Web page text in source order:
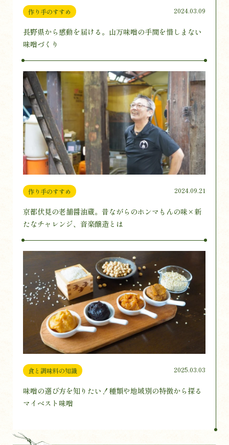
作り手のすすめ 2024.03.09
長野県から感動を届ける。山万味噌の手間を惜しまない
味噌づくり
作り手のすすめ 2024.09.21
京都伏見の老舗醤油蔵。昔ながらのホンマもんの味×新
たなチャレンジ、音楽醸造とは
食と調味料の知識 2025.03.03
味噌の選び方を知りたい！種類や地域別の特徴から探る
マイベスト味噌